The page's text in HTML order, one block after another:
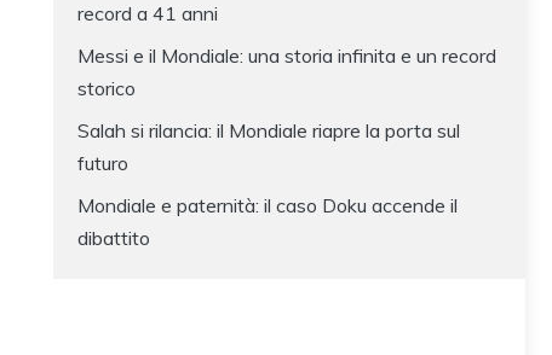
record a 41 anni
Messi e il Mondiale: una storia infinita e un record
storico
Salah si rilancia: il Mondiale riapre la porta sul
futuro
Mondiale e paternità: il caso Doku accende il
dibattito